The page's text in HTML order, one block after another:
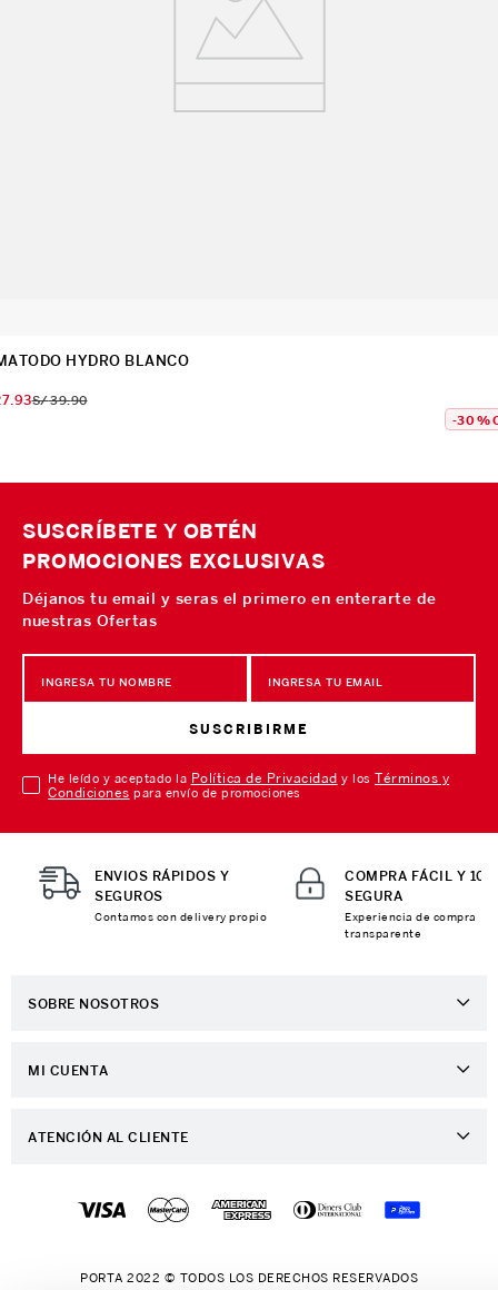
HYDRO BLANCO
.93S/39.90
-30 %
SUSCRÍBETE Y OBTÉN
PROMOCIONES EXCLUSIVAS
Déjanos tu email y seras el primero en enterarte de
nuestras Ofertas
SUSCRIBIRME
He leído y aceptado la Política de Privacidad y losTérminos y
Condiciones para envío de promociones
ENVIOS RÁPIDOS Y
SEGUROS
Contamos con delivery propio
COMPRA FÁCIL Y
SEGURA
Experiencia de compra
transparente
SOBRE NOSOTROS
Distribuidor Porta
Contáctanos
MI CUENTA
Mis Direcciones
ATENCIÓN AL CLIENTE
Preguntas - Retiro en Tienda
Políticas de Despacho
PORTA 2022 © TODOS LOS DERECHOS RESERVADOS